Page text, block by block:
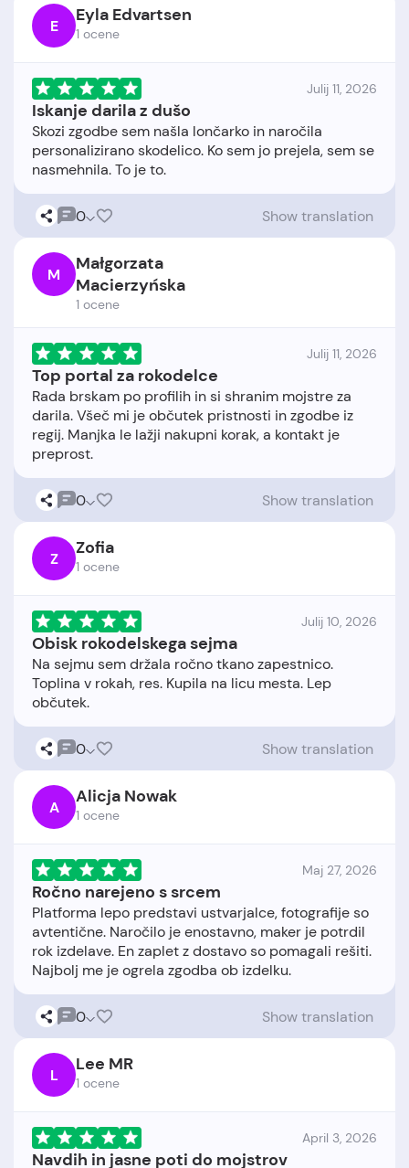
E Eyla Edvartsen
1 ocene
Julij 11, 2026
Iskanje darila z dušo
Skozi zgodbe sem našla lončarko in naročila
personalizirano skodelico. Ko sem jo prejela, sem se
0 Show translation
M
Małgorzata
Macierzyńska
1 ocene
Julij 11, 2026
Top portal za rokodelce
Rada brskam po profilih in si shranim mojstre za
darila. Všeč mi je občutek pristnosti in zgodbe iz
regij. Manjka le lažji nakupni korak, a kontakt je
0 Show translation
Z Zofia
1 ocene
Julij 10, 2026
Obisk rokodelskega sejma
Na sejmu sem držala ročno tkano zapestnico.
Toplina v rokah, res. Kupila na licu mesta. Lep
0 Show translation
A Alicja Nowak
1 ocene
Maj 27, 2026
Ročno narejeno s srcem
Platforma lepo predstavi ustvarjalce, fotografije so
avtentične. Naročilo je enostavno, maker je potrdil
rok izdelave. En zaplet z dostavo so pomagali rešiti.
0 Show translation
L Lee MR
1 ocene
April 3, 2026
Navdih in jasne poti do mojstrov